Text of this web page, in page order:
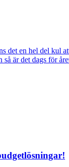
det en hel del kul
är det dags för